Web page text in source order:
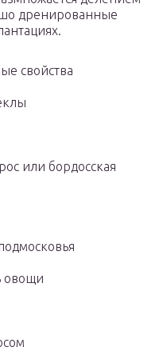
дренированные
свойства
или бордосская
овощи